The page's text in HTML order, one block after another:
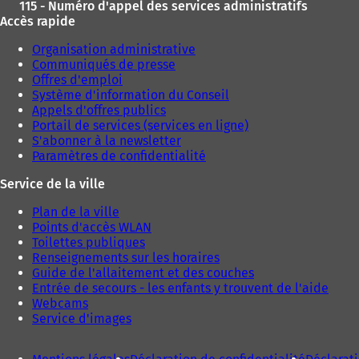
115 - Numéro d'appel des services administratifs
Accès rapide
Organisation administrative
Communiqués de presse
Offres d'emploi
Système d'information du Conseil
Appels d'offres publics
Portail de services (services en ligne)
S'abonner à la newsletter
Paramètres de confidentialité
Service de la ville
Plan de la ville
Points d'accès WLAN
Toilettes publiques
Renseignements sur les horaires
Guide de l'allaitement et des couches
Entrée de secours - les enfants y trouvent de l'aide
Webcams
Service d'images